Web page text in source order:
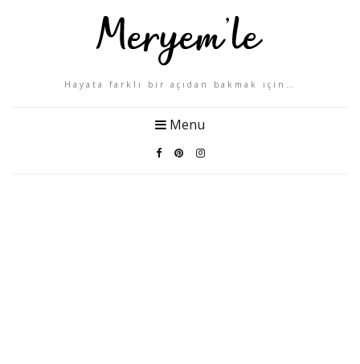
Hayata farklı bir açıdan bakmak için…
Menu